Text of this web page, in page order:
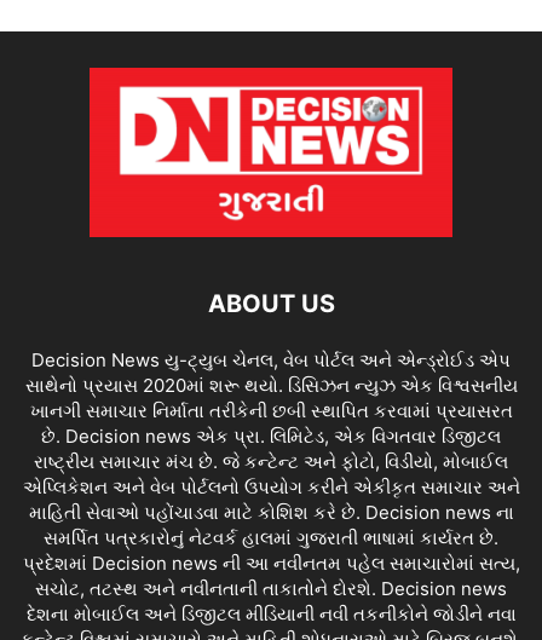
ABOUT US
Decision News યુ-ટ્યુબ ચેનલ, વેબ પોર્ટલ અને એન્ડ્રોઈડ એપ
સાથેનો પ્રયાસ 2020માં શરૂ થયો. ડિસિઝન ન્યુઝ એક વિશ્વસનીય
ખાનગી સમાચાર નિર્માતા તરીકેની છબી સ્થાપિત કરવામાં પ્રયાસરત
છે. Decision news એક પ્રા. લિમિટેડ, એક વિગતવાર ડિજીટલ
રાષ્ટ્રીય સમાચાર મંચ છે. જે કન્ટેન્ટ અને ફોટો, વિડીયો, મોબાઈલ
એપ્લિકેશન અને વેબ પોર્ટલનો ઉપયોગ કરીને એકીકૃત સમાચાર અને
માહિતી સેવાઓ પહોંચાડવા માટે કોશિશ કરે છે. Decision news ના
સમર્પિત પત્રકારોનું નેટવર્ક હાલમાં ગુજરાતી ભાષામાં કાર્યરત છે.
પ્રદેશમાં Decision news ની આ નવીનતમ પહેલ સમાચારોમાં સત્ય,
સચોટ, તટસ્થ અને નવીનતાની તાકાતોને દોરશે. Decision news
દેશના મોબાઈલ અને ડિજીટલ મીડિયાની નવી તકનીકોને જોડીને નવા